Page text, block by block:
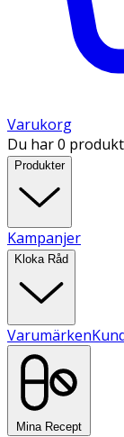
Varukorg
Du har 0
Produkter
Kampanjer
Kloka Råd
Varumärken
Mina Recept